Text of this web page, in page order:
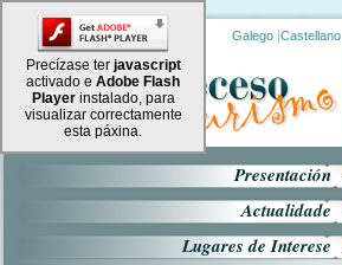
Precízase ter javascript
activado e Adobe Flash
Playerinstalado, para
visualizar correctamente
esta páxina.
Galego Castellano
Presentación
Actualidade
Lugares de Interese